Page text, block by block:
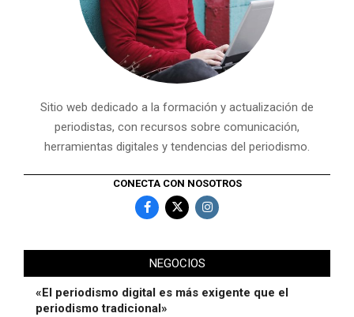
Sitio web dedicado a la formación y actualización de
periodistas, con recursos sobre comunicación,
herramientas digitales y tendencias del periodismo.
CONECTA CON NOSOTROS
NEGOCIOS
«El periodismo digital es más exigente que el
periodismo tradicional»